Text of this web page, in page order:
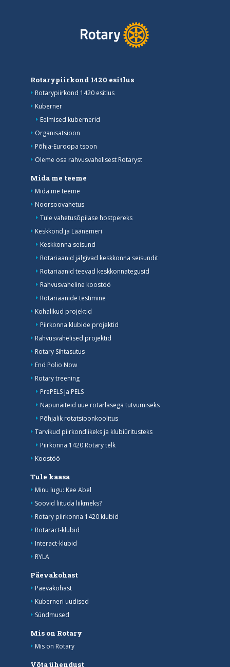
Rotarypiirkond 1420 esitlus
Rotarypiirkond 1420 esitlus
Kuberner
Eelmised kubernerid
Organisatsioon
Põhja-Euroopa tsoon
Oleme osa rahvusvahelisest Rotaryst
Mida me teeme
Mida me teeme
Noorsoovahetus
Tule vahetusõpilase hostpereks
Keskkond ja Läänemeri
Keskkonna seisund
Rotariaanid jälgivad keskkonna seisundit
Rotariaanid teevad keskkonnategusid
Rahvusvaheline koostöö
Rotariaanide testimine
Kohalikud projektid
Piirkonna klubide projektid
Rahvusvahelised projektid
Rotary Sihtasutus
End Polio Now
Rotary treening
PrePELS ja PELS
Näpunäiteid uue rotarlasega tutvumiseks
Põhjalik rotatsioonkoolitus
Tarvikud piirkondlikeks ja klubiüritusteks
Piirkonna 1420 Rotary telk
Koostöö
Tule kaasa
Minu lugu: Kee Abel
Soovid liituda liikmeks?
Rotary piirkonna 1420 klubid
Rotaract-klubid
Interact-klubid
RYLA
Päevakohast
Päevakohast
Kuberneri uudised
Sündmused
Mis on Rotary
Mis on Rotary
Võta ühendust